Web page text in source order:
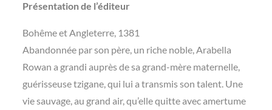
Présentation de l’éditeur
Bohême et Angleterre, 1381
Abandonnée par son père, un riche noble, Arabella
Rowan a grandi auprès de sa grand-mère maternelle,
guérisseuse tzigane, qui lui a transmis son talent. Une
vie sauvage, au grand air, qu’elle quitte avec amertume